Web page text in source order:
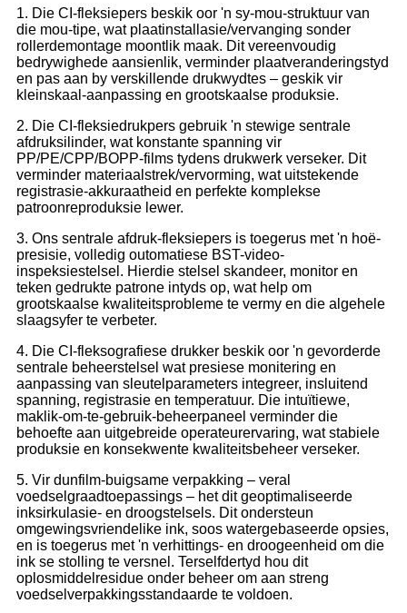
1. Die CI-fleksiepers beskik oor 'n sy-mou-struktuur van
die mou-tipe, wat plaatinstallasie/vervanging sonder
rollerdemontage moontlik maak. Dit vereenvoudig
bedrywighede aansienlik, verminder plaatveranderingstyd
en pas aan by verskillende drukwydtes – geskik vir
kleinskaal-aanpassing en grootskaalse produksie.
2. Die CI-fleksiedrukpers gebruik 'n stewige sentrale
afdruksilinder, wat konstante spanning vir
PP/PE/CPP/BOPP-films tydens drukwerk verseker. Dit
verminder materiaalstrek/vervorming, wat uitstekende
registrasie-akkuraatheid en perfekte komplekse
patroonreproduksie lewer.
3. Ons sentrale afdruk-fleksiepers is toegerus met 'n hoë-
presisie, volledig outomatiese BST-video-
inspeksiestelsel. Hierdie stelsel skandeer, monitor en
teken gedrukte patrone intyds op, wat help om
grootskaalse kwaliteitsprobleme te vermy en die algehele
slaagsyfer te verbeter.
4. Die CI-fleksografiese drukker beskik oor 'n gevorderde
sentrale beheerstelsel wat presiese monitering en
aanpassing van sleutelparameters integreer, insluitend
spanning, registrasie en temperatuur. Die intuïtiewe,
maklik-om-te-gebruik-beheerpaneel verminder die
behoefte aan uitgebreide operateurervaring, wat stabiele
produksie en konsekwente kwaliteitsbeheer verseker.
5. Vir dunfilm-buigsame verpakking – veral
voedselgraadtoepassings – het dit geoptimaliseerde
inksirkulasie- en droogstelsels. Dit ondersteun
omgewingsvriendelike ink, soos watergebaseerde opsies,
en is toegerus met 'n verhittings- en droogeenheid om die
ink se stolling te versnel. Terselfdertyd hou dit
oplosmiddelresidue onder beheer om aan streng
voedselverpakkingsstandaarde te voldoen.